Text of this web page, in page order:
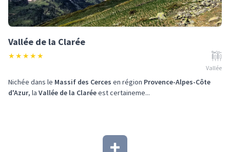
Vallée de la Clarée
★★★★★
Vallée
Nichée dans le Massif des Cerces en région Provence-Alpes-Côte
d'Azur, la Vallée de la Claréeest certaineme...